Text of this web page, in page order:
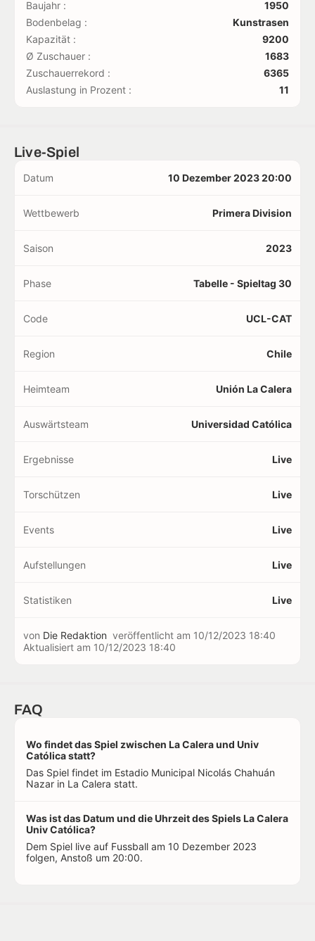
Baujahr :
1950
Bodenbelag :
Kunstrasen
Kapazität :
9200
Ø Zuschauer :
1683
Zuschauerrekord :
6365
Auslastung in Prozent :
11
Live-Spiel
Datum 10 Dezember 2023 20:00
Wettbewerb Primera Division
Saison 2023
Phase Tabelle - Spieltag 30
Code UCL-CAT
Region Chile
Heimteam Unión La Calera
Auswärtsteam Universidad Católica
Ergebnisse Live
Torschützen Live
Events Live
Aufstellungen Live
Statistiken Live
von Die Redaktion veröffentlicht am 10/12/2023 18:40
Aktualisiert am 10/12/2023 18:40
FAQ
Wo findet das Spiel zwischen La Calera und Univ
Católica statt?
Das Spiel findet im Estadio Municipal Nicolás Chahuán
Nazar in La Calera statt.
Was ist das Datum und die Uhrzeit des Spiels La Calera
Univ Católica?
Dem Spiel live auf Fussball am 10 Dezember 2023
folgen, Anstoß um 20:00.